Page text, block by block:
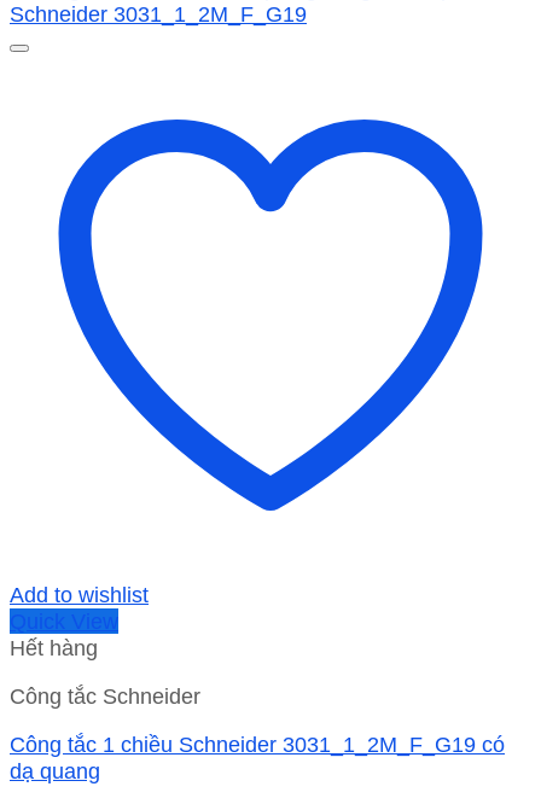
Add to wishlist
Quick View
Hết hàng
Công tắc Schneider
Công tắc 1 chiều Schneider 3031_1_2M_F_G19 có
dạ quang